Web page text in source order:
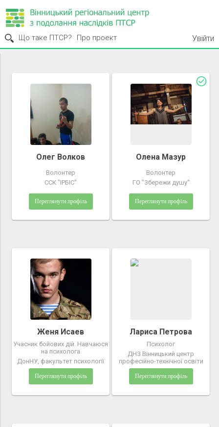
Що таке ПТСР? Про проект Увійти
Олег Волков
Волонтер
ССК "ІРБІС"
Переглянути профіль
Олена Мазур
Волонтер
ГО "Збережи душу"
Переглянути профіль
Женя Исаев
Учасник бойових дій. Навчаюся
на психолога
ДонНУ, факультет психології
Переглянути профіль
Лариса Петрова
Психолог
ДНЗ Вінницький центр
професійно-технічної освіти
Переглянути профіль